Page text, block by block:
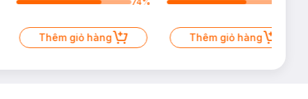
Thêm giỏ hàng Thêm giỏ hàng